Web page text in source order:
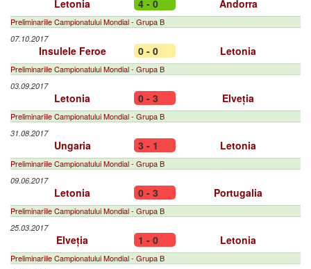
Letonia 4 - 0 Andorra
Preliminariile Campionatului Mondial - Grupa B
07.10.2017
Insulele Feroe 0 - 0 Letonia
Preliminariile Campionatului Mondial - Grupa B
03.09.2017
Letonia 0 - 3 Elveția
Preliminariile Campionatului Mondial - Grupa B
31.08.2017
Ungaria 3 - 1 Letonia
Preliminariile Campionatului Mondial - Grupa B
09.06.2017
Letonia 0 - 3 Portugalia
Preliminariile Campionatului Mondial - Grupa B
25.03.2017
Elveția 1 - 0 Letonia
Preliminariile Campionatului Mondial - Grupa B